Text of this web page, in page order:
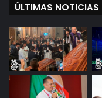
ÚLTIMAS NOTICIAS